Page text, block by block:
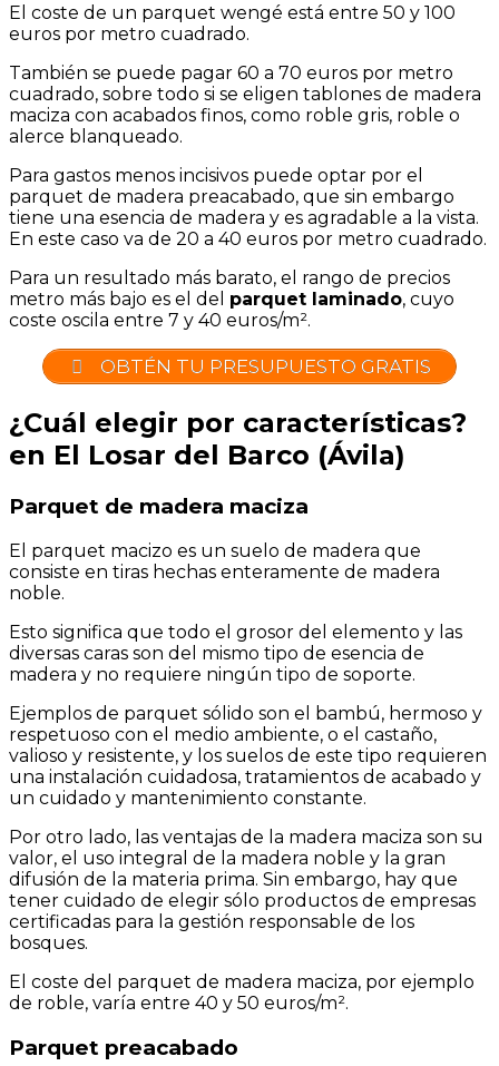
El coste de un parquet wengé está entre 50 y 100
euros por metro cuadrado.
También se puede pagar 60 a 70 euros por metro
cuadrado, sobre todo si se eligen tablones de madera
maciza con acabados finos, como roble gris, roble o
alerce blanqueado.
Para gastos menos incisivos puede optar por el
parquet de madera preacabado, que sin embargo
tiene una esencia de madera y es agradable a la vista.
En este caso va de 20 a 40 euros por metro cuadrado.
Para un resultado más barato, el rango de precios
metro más bajo es el del parquet laminado, cuyo
coste oscila entre 7 y 40 euros/m².
OBTÉN TU PRESUPUESTO GRATIS
¿Cuál elegir por características?
en El Losar del Barco (Ávila)
Parquet de madera maciza
El parquet macizo es un suelo de madera que
consiste en tiras hechas enteramente de madera
noble.
Esto significa que todo el grosor del elemento y las
diversas caras son del mismo tipo de esencia de
madera y no requiere ningún tipo de soporte.
Ejemplos de parquet sólido son el bambú, hermoso y
respetuoso con el medio ambiente, o el castaño,
valioso y resistente, y los suelos de este tipo requieren
una instalación cuidadosa, tratamientos de acabado y
un cuidado y mantenimiento constante.
Por otro lado, las ventajas de la madera maciza son su
valor, el uso integral de la madera noble y la gran
difusión de la materia prima. Sin embargo, hay que
tener cuidado de elegir sólo productos de empresas
certificadas para la gestión responsable de los
bosques.
El coste del parquet de madera maciza, por ejemplo
de roble, varía entre 40 y 50 euros/m².
Parquet preacabado